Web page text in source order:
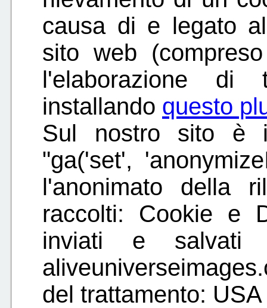
causa di e legato
sito web
l'elaborazione
installando questo
Sul nostro sito è
"ga('set',
l'anonimato della
raccolti: Cookie e
inviati e salvati
del trattamento: